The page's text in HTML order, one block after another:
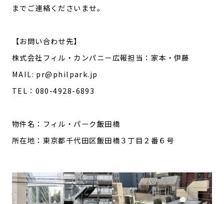
までご連絡くださいませ。
【お問い合わせ先】
株式会社フィル・カンパニー広報担当：家本・伊藤
MAIL: pr@philpark.jp
TEL：080-4928-6893
物件名：フィル・パーク飯田橋
所在地：東京都千代田区飯田橋３丁目２番６号